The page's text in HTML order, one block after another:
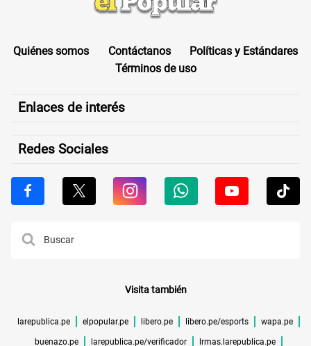
Quiénes somos Contáctanos
Políticas y Estándares
Términos de uso
Enlaces de interés
Redes Sociales
Visita también
larepublica.pe elpopular.pe libero.pe libero.pe/esports wapa.pe
buenazo.pe larepublica.pe/verificador lrmas.larepublica.pe